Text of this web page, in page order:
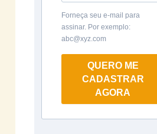
Forneça seu e-mail para
assinar. Por exemplo:
abc@xyz.com
QUERO ME
CADASTRAR
AGORA